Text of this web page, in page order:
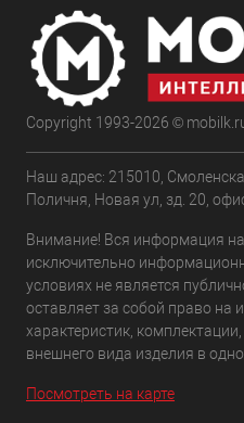
Copyright 1993-2026 ©
Наш адрес: 215010,
Поличня, Новая ул, зд. 20,
Внимание! Вся информация
исключительно
условиях не является
оставляет за собой право на
характеристик,
внешнего вида изделия в
Посмотреть на карте